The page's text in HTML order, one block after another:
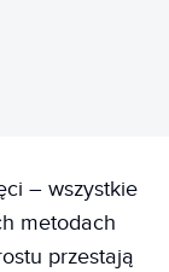
– wszystkie
metodach
przestają